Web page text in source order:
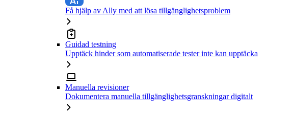
Få hjälp av Ally med att lösa tillgänglighetsproblem
Guidad testning
Upptäck hinder som automatiserade tester inte kan upptäcka
Manuella revisioner
Dokumentera manuella tillgänglighetsgranskningar digitalt